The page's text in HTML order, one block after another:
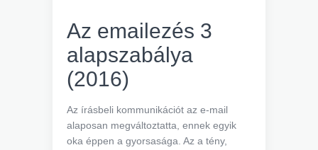
Az emailezés 3
alapszabálya
(2016)
Az írásbeli kommunikációt az e-mail
alaposan megváltoztatta, ennek egyik
oka éppen a gyorsasága. Az a tény,